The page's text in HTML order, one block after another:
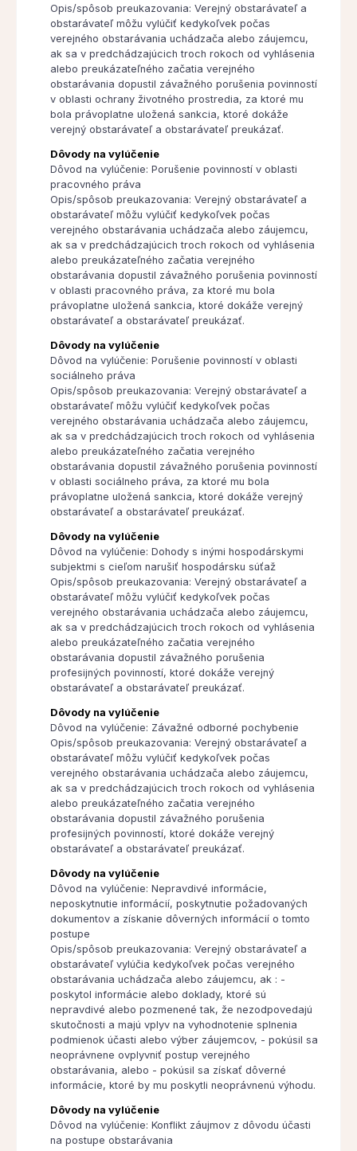
Opis/spôsob preukazovania: Verejný obstarávateľ a
obstarávateľ môžu vylúčiť kedykoľvek počas
verejného obstarávania uchádzača alebo záujemcu,
ak sa v predchádzajúcich troch rokoch od vyhlásenia
alebo preukázateľného začatia verejného
obstarávania dopustil závažného porušenia povinností
v oblasti ochrany životného prostredia, za ktoré mu
bola právoplatne uložená sankcia, ktoré dokáže
verejný obstarávateľ a obstarávateľ preukázať.
Dôvody na vylúčenie
Dôvod na vylúčenie: Porušenie povinností v oblasti
pracovného práva
Opis/spôsob preukazovania: Verejný obstarávateľ a
obstarávateľ môžu vylúčiť kedykoľvek počas
verejného obstarávania uchádzača alebo záujemcu,
ak sa v predchádzajúcich troch rokoch od vyhlásenia
alebo preukázateľného začatia verejného
obstarávania dopustil závažného porušenia povinností
v oblasti pracovného práva, za ktoré mu bola
právoplatne uložená sankcia, ktoré dokáže verejný
obstarávateľ a obstarávateľ preukázať.
Dôvody na vylúčenie
Dôvod na vylúčenie: Porušenie povinností v oblasti
sociálneho práva
Opis/spôsob preukazovania: Verejný obstarávateľ a
obstarávateľ môžu vylúčiť kedykoľvek počas
verejného obstarávania uchádzača alebo záujemcu,
ak sa v predchádzajúcich troch rokoch od vyhlásenia
alebo preukázateľného začatia verejného
obstarávania dopustil závažného porušenia povinností
v oblasti sociálneho práva, za ktoré mu bola
právoplatne uložená sankcia, ktoré dokáže verejný
obstarávateľ a obstarávateľ preukázať.
Dôvody na vylúčenie
Dôvod na vylúčenie: Dohody s inými hospodárskymi
subjektmi s cieľom narušiť hospodársku súťaž
Opis/spôsob preukazovania: Verejný obstarávateľ a
obstarávateľ môžu vylúčiť kedykoľvek počas
verejného obstarávania uchádzača alebo záujemcu,
ak sa v predchádzajúcich troch rokoch od vyhlásenia
alebo preukázateľného začatia verejného
obstarávania dopustil závažného porušenia
profesijných povinností, ktoré dokáže verejný
obstarávateľ a obstarávateľ preukázať.
Dôvody na vylúčenie
Dôvod na vylúčenie: Závažné odborné pochybenie
Opis/spôsob preukazovania: Verejný obstarávateľ a
obstarávateľ môžu vylúčiť kedykoľvek počas
verejného obstarávania uchádzača alebo záujemcu,
ak sa v predchádzajúcich troch rokoch od vyhlásenia
alebo preukázateľného začatia verejného
obstarávania dopustil závažného porušenia
profesijných povinností, ktoré dokáže verejný
obstarávateľ a obstarávateľ preukázať.
Dôvody na vylúčenie
Dôvod na vylúčenie: Nepravdivé informácie,
neposkytnutie informácií, poskytnutie požadovaných
dokumentov a získanie dôverných informácií o tomto
postupe
Opis/spôsob preukazovania: Verejný obstarávateľ a
obstarávateľ vylúčia kedykoľvek počas verejného
obstarávania uchádzača alebo záujemcu, ak : -
poskytol informácie alebo doklady, ktoré sú
nepravdivé alebo pozmenené tak, že nezodpovedajú
skutočnosti a majú vplyv na vyhodnotenie splnenia
podmienok účasti alebo výber záujemcov, - pokúsil sa
neoprávnene ovplyvniť postup verejného
obstarávania, alebo - pokúsil sa získať dôverné
informácie, ktoré by mu poskytli neoprávnenú výhodu.
Dôvody na vylúčenie
Dôvod na vylúčenie: Konflikt záujmov z dôvodu účasti
na postupe obstarávania